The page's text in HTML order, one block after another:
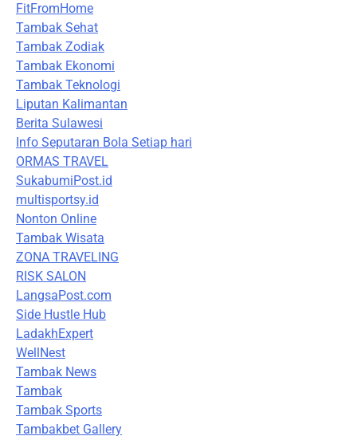
FitFromHome
Tambak Sehat
Tambak Zodiak
Tambak Ekonomi
Tambak Teknologi
Liputan Kalimantan
Berita Sulawesi
Info Seputaran Bola Setiap hari
ORMAS TRAVEL
SukabumiPost.id
multisportsy.id
Nonton Online
Tambak Wisata
ZONA TRAVELING
RISK SALON
LangsaPost.com
Side Hustle Hub
LadakhExpert
WellNest
Tambak News
Tambak
Tambak Sports
Tambakbet Gallery